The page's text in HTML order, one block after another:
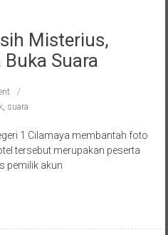
Misterius,
Suara
, suara
1 Cilamaya membantah foto
tersebut merupakan peserta
pemilik akun